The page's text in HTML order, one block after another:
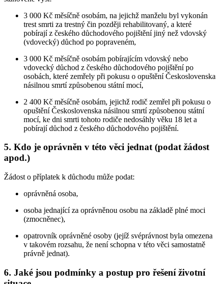
3 000 Kč měsíčně osobám, na jejichž manželu byl vykonán
trest smrti za trestný čin později rehabilitovaný, a které
pobírají z českého důchodového pojištění jiný než vdovský
(vdovecký) důchod po popraveném,
3 000 Kč měsíčně osobám pobírajícím vdovský nebo
vdovecký důchod z českého důchodového pojištění po
osobách, které zemřely při pokusu o opuštění Československa
násilnou smrtí způsobenou státní mocí,
2 400 Kč měsíčně osobám, jejichž rodič zemřel při pokusu o
opuštění Československa násilnou smrtí způsobenou státní
mocí, ke dni smrti tohoto rodiče nedosáhly věku 18 let a
pobírají důchod z českého důchodového pojištění.
5. Kdo je oprávněn v této věci jednat (podat žádost
apod.)
Žádost o příplatek k důchodu může podat:
oprávněná osoba,
osoba jednající za oprávněnou osobu na základě plné moci
(zmocněnec),
opatrovník oprávněné osoby (jejíž svéprávnost byla omezena
v takovém rozsahu, že není schopna v této věci samostatně
právně jednat).
6. Jaké jsou podmínky a postup pro řešení životní